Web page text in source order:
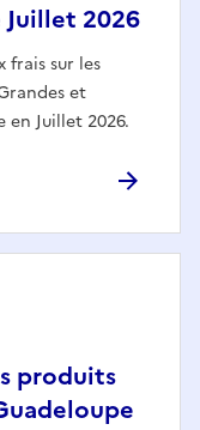
Juillet 2026
frais sur les
et
en Juillet 2026.
produits